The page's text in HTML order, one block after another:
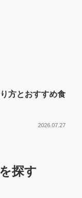
方とおすすめ食
2026.07.27
探す